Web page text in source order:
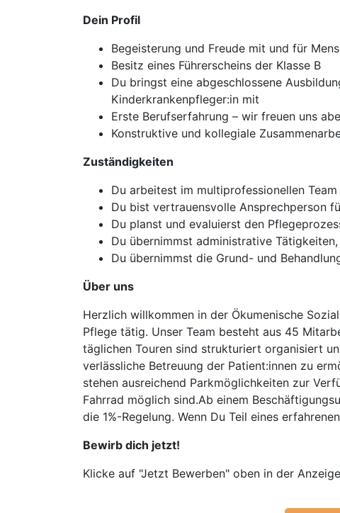
Dein Profil
Begeisterung und Freude mit und für
Besitz eines Führerscheins der Klasse B
Du bringst eine abgeschlossene
Kinderkrankenpfleger:in mit
Erste Berufserfahrung – wir freuen uns
Konstruktive und kollegiale
Zuständigkeiten
Du arbeitest im multiprofessionellen
Du bist vertrauensvolle Ansprechperson
Du planst und evaluierst den
Du übernimmst administrative
Du übernimmst die Grund- und
Über uns
Herzlich willkommen in der Ökumenische
Pflege tätig. Unser Team besteht aus 45
täglichen Touren sind strukturiert organisiert
verlässliche Betreuung der Patient:innen zu
stehen ausreichend Parkmöglichkeiten zur
Fahrrad möglich sind.Ab einem
die 1%-Regelung. Wenn Du Teil eines
Bewirb dich jetzt!
Klicke auf "Jetzt Bewerben" oben in der